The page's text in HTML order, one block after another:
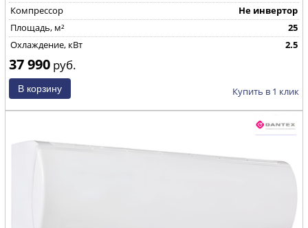
Компрессор
Не инвертор
Площадь, м²
25
Охлаждение, кВт
2.5
37 990 руб.
Купить в 1 клик